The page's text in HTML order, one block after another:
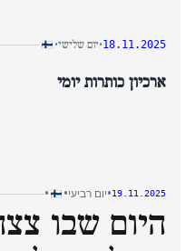
18.11.2025
•יום שלישי•
ארכיון כותרות יומי
19.11.2025
•יום רביעי•
•
היום שבו